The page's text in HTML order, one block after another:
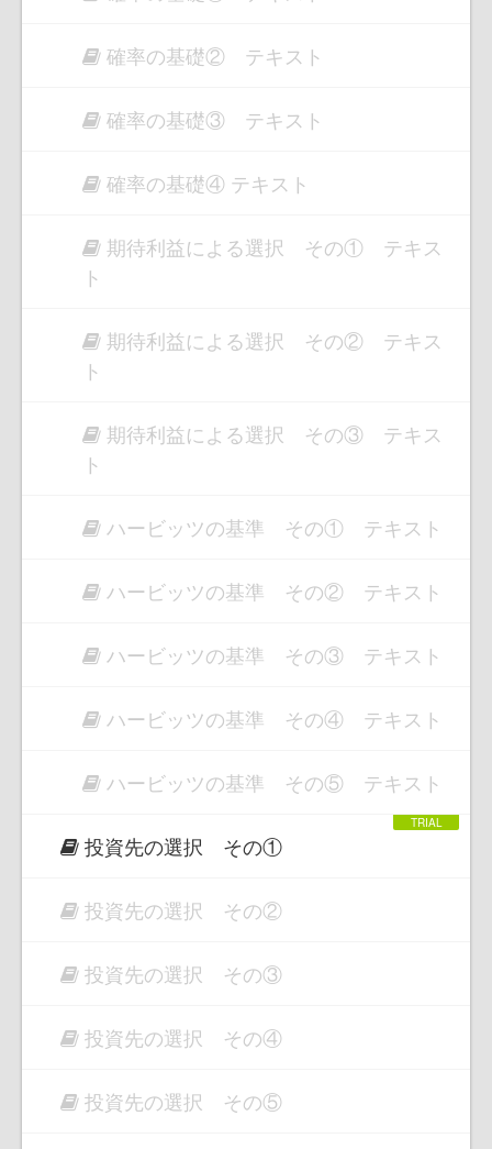
確率の基礎② テキスト
確率の基礎③ テキスト
確率の基礎④ テキスト
期待利益による選択 その① テキス
ト
期待利益による選択 その② テキス
ト
期待利益による選択 その③ テキス
ト
ハービッツの基準 その① テキスト
ハービッツの基準 その② テキスト
ハービッツの基準 その③ テキスト
ハービッツの基準 その④ テキスト
ハービッツの基準 その⑤ テキスト
投資先の選択 その①
投資先の選択 その②
投資先の選択 その③
投資先の選択 その④
投資先の選択 その⑤